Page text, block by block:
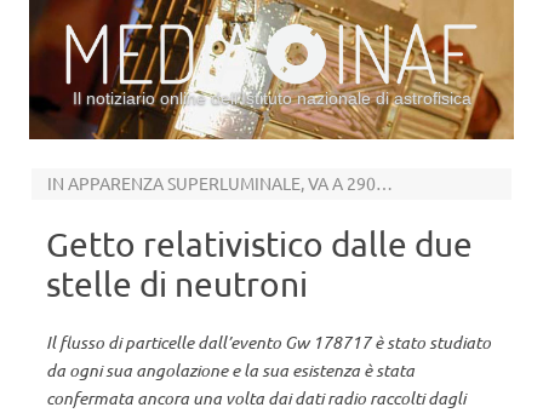
Il notiziario online dell’Istituto nazionale di astrofisica
IN APPARENZA SUPERLUMINALE, VA A 290MILA KM/S
Getto relativistico dalle due
stelle di neutroni
Il flusso di particelle dall’evento Gw 178717 è stato studiato
da ogni sua angolazione e la sua esistenza è stata
confermata ancora una volta dai dati radio raccolti dagli